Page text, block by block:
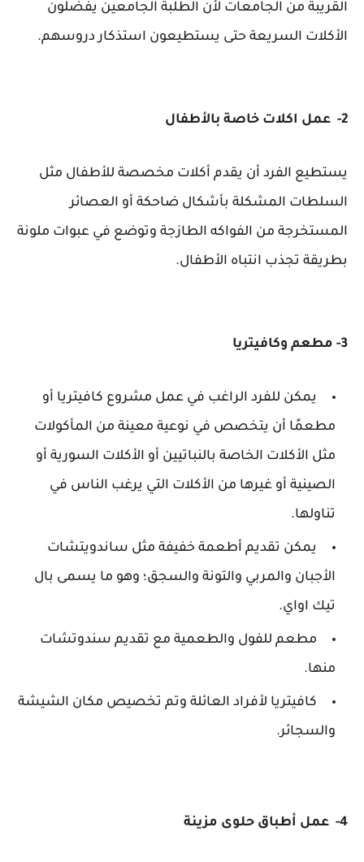
القريبة من الجامعات لأن الطلبة الجامعين يفضلون
الأكلات السريعة حتى يستطيعون استذكار دروسهم.
2- عمل اكلات خاصة بالأطفال
يستطيع الفرد أن يقدم أكلات مخصصة للأطفال مثل
السلطات المشكلة بأشكال ضاحكة أو العصائر
المستخرجة من الفواكه الطازجة وتوضع في عبوات ملونة
بطريقة تجذب انتباه الأطفال.
3- مطعم وكافيتريا
يمكن للفرد الراغب في عمل مشروع كافيتريا أو
مطعمًا أن يتخصص في نوعية معينة من المأكولات
مثل الأكلات الخاصة بالنباتيين أو الأكلات السورية أو
الصينية أو غيرها من الأكلات التي يرغب الناس في
تناولها.
يمكن تقديم أطعمة خفيفة مثل ساندويتشات
الأجبان والمربي والتونة والسجق؛ وهو ما يسمى بال
تيك اواي.
مطعم للفول والطعمية مع تقديم سندوتشات
منها.
كافيتريا لأفراد العائلة وتم تخصيص مكان الشيشة
والسجائر.
4- عمل أطباق حلوى مزينة